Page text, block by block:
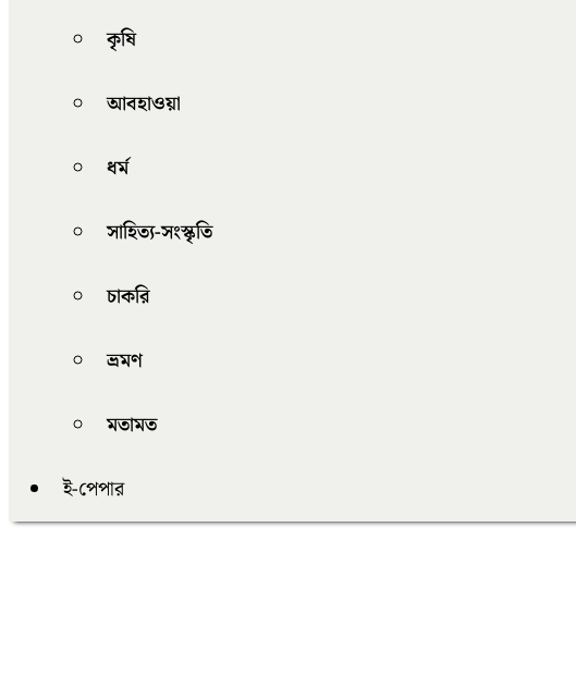
কৃষি
আবহাওয়া
ধর্ম
সাহিত্য-সংস্কৃতি
চাকরি
ভ্রমণ
মতামত
ই-পেপার